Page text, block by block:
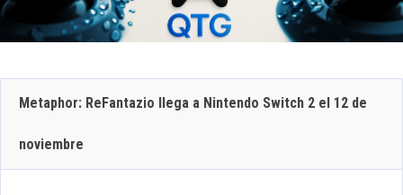
Metaphor: ReFantazio llega a Nintendo Switch 2 el 12 de
noviembre